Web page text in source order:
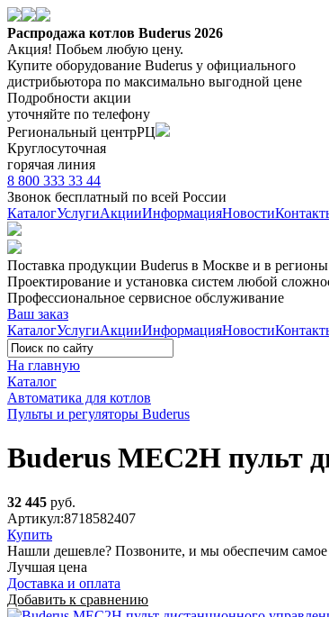
Распродажа котлов Buderus 2026
Акция! Побьем любую цену.
Купите оборудование Buderus у официального
дистрибьютора по максимально выгодной цене
Подробности акции
уточняйте по телефону
Региональный центрРЦ
Круглосуточная
горячая линия
8 800 333 33 44
Звонок бесплатный по всей России
КаталогУслугиАкцииИнформацияНовости
Поставка продукции Buderus в Москве и в регионы
Проектирование и установка систем любой
Профессиональное сервисное обслуживание
Ваш заказ
КаталогУслугиАкцииИнформацияНовости
На главную
Каталог
Автоматика для котлов
Пульты и регуляторы Buderus
Buderus MEC2H пульт
32 445 руб.
Артикул:8718582407
Купить
Нашли дешевле? Позвоните, и мы обеспечим
Лучшая цена
Доставка и оплата
Добавить к сравнению